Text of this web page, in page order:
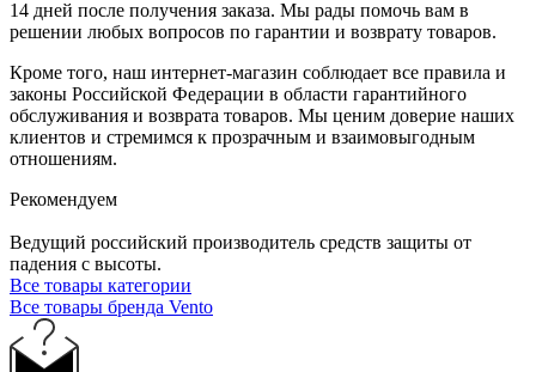
14 дней после получения заказа. Мы рады помочь вам в
решении любых вопросов по гарантии и возврату товаров.
Кроме того, наш интернет-магазин соблюдает все правила и
законы Российской Федерации в области гарантийного
обслуживания и возврата товаров. Мы ценим доверие наших
клиентов и стремимся к прозрачным и взаимовыгодным
отношениям.
Рекомендуем
Ведущий российский производитель средств защиты от
падения с высоты.
Все товары категории
Все товары бренда Vento